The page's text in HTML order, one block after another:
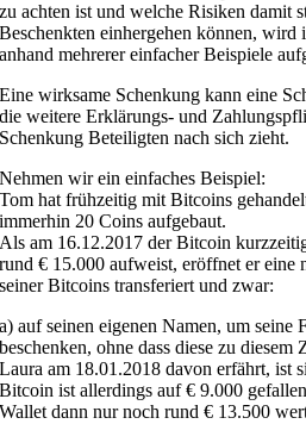
zu achten ist und welche Risiken damit
Beschenkten einhergehen können, wird
anhand mehrerer einfacher Beispiele
Eine wirksame Schenkung kann eine
die weitere Erklärungs- und
Schenkung Beteiligten nach sich zieht.
Nehmen wir ein einfaches Beispiel:
Tom hat frühzeitig mit Bitcoins
immerhin 20 Coins aufgebaut.
Als am 16.12.2017 der Bitcoin
rund € 15.000 aufweist, eröffnet er eine
seiner Bitcoins transferiert und zwar:
a) auf seinen eigenen Namen, um seine
beschenken, ohne dass diese zu
Laura am 18.01.2018 davon erfährt, ist
Bitcoin ist allerdings auf € 9.000
Wallet dann nur noch rund € 13.500